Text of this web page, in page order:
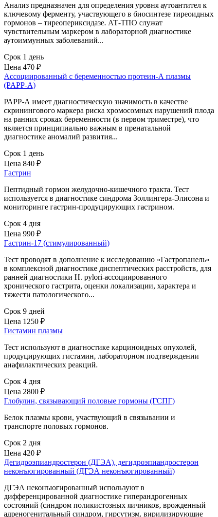
Анализ предназначен для определения уровня аутоантител к
ключевому ферменту, участвующего в биосинтезе тиреоидных
гормонов – тиреопериксидазе. АТ-ТПО служат
чувствительным маркером в лабораторной диагностике
аутоиммунных заболеваний...
Срок 1 день
Цена 470 ₽
Ассоциированный с беременностью протеин-А плазмы
(PAPP-A)
РАРР-А имеет диагностическую значимость в качестве
скринингового маркера риска хромосомных нарушений плода
на ранних сроках беременности (в первом триместре), что
является принципиально важным в пренатальной
диагностике аномалий развития...
Срок 1 день
Цена 840 ₽
Гастрин
Пептидный гормон желудочно-кишечного тракта. Тест
используется в диагностике синдрома Золлингера-Элисона и
мониторинге гастрин-продуцирующих гастрином.
Срок 4 дня
Цена 990 ₽
Гастрин-17 (стимулированный)
Тест проводят в дополнение к исследованию «Гастропанель»
в комплексной диагностике диспептических расстройств, для
ранней диагностики H. pylori-ассоциированного
хронического гастрита, оценки локализации, характера и
тяжести патологического...
Срок 9 дней
Цена 1250 ₽
Гистамин плазмы
Тест используют в диагностике карциноидных опухолей,
продуцирующих гистамин, лабораторном подтверждении
анафилактических реакций.
Срок 4 дня
Цена 2800 ₽
Глобулин, связывающий половые гормоны (ГСПГ)
Белок плазмы крови, участвующий в связывании и
транспорте половых гормонов.
Срок 2 дня
Цена 420 ₽
Дегидроэпиандростерон (ДГЭА), дегидроэпиандростерон
неконъюгированный (ДГЭА неконъюгированный)
ДГЭА неконъюгированный используют в
дифференцированной диагностике гиперандрогенных
состояний (синдром поликистозных яичников, врожденный
адреногенитальный синдром, гирсутизм, вирилизирующие